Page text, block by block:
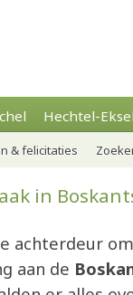
Hechtel-
& felicitaties
in
achterdeur
aan de